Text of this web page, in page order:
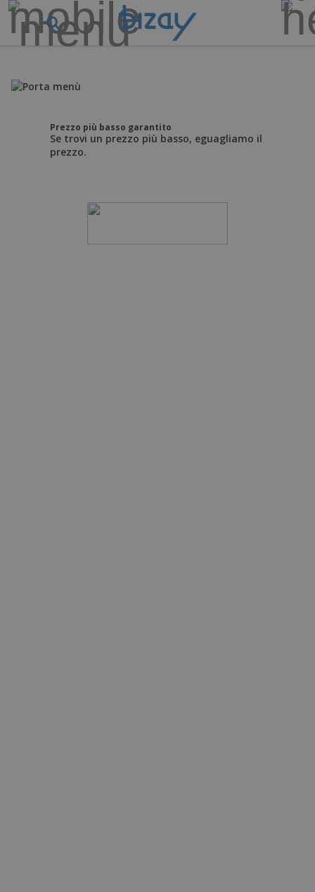
Prezzo più basso garantito
Se trovi un prezzo più basso, eguagliamo il
prezzo.